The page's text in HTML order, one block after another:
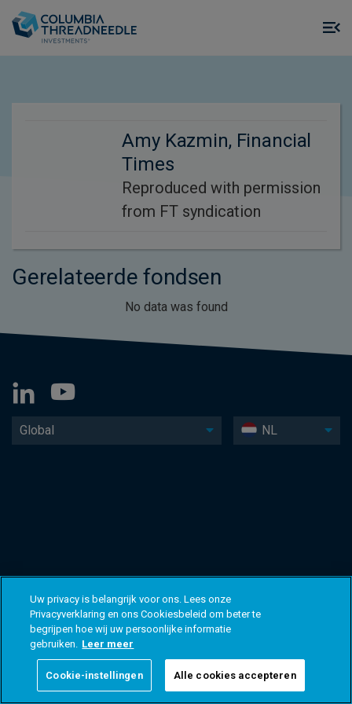
Amy Kazmin, Financial
Times
Reproduced with permission
from FT syndication
Gerelateerde fondsen
No data was found
Global NL
Uw privacy is belangrijk voor ons. Lees onze
Privacyverklaring en ons Cookiesbeleid om beter te
begrijpen hoe wij uw persoonlijke informatie
gebruiken. Leer meer
Cookie-instellingen Alle cookies accepteren